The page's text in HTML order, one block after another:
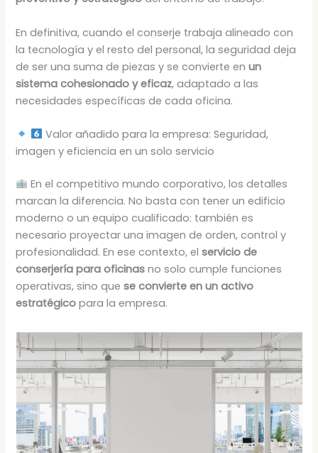
En definitiva, cuando el conserje trabaja alineado con
la tecnología y el resto del personal, la seguridad deja
de ser una suma de piezas y se convierte enun
sistema cohesionado y eficaz, adaptado a las
necesidades específicas de cada oficina.
Valor añadido para la empresa: Seguridad,
imagen y eficiencia en un solo servicio
En el competitivo mundo corporativo, los detalles
marcan la diferencia. No basta con tener un edificio
moderno o un equipo cualificado: también es
necesario proyectar una imagen de orden, control y
profesionalidad. En ese contexto, elservicio de
conserjería para oficinas no solo cumple funciones
operativas, sino quese convierte en un activo
estratégico para la empresa.